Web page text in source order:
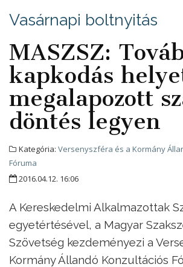
Vasárnapi boltnyitás
MASZSZ:
kapkodás
megalapozott
döntés legyen
Kategória: Versenyszféra és a Kormány
Fóruma
2016.04.12. 16:06
A Kereskedelmi Alkalmazottak
egyetértésével, a Magyar
Szövetség kezdeményezi a
Kormány Állandó Konzultációs